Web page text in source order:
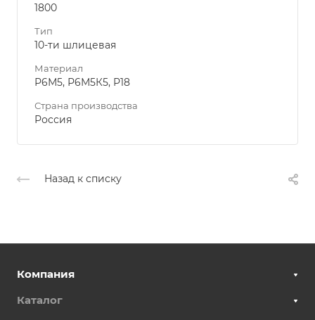
1800
Тип
10-ти шлицевая
Материал
Р6М5, Р6М5К5, Р18
Страна производства
Россия
Назад к списку
Компания
Каталог